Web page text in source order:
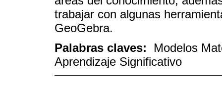
trabajar con algunas
GeoGebra.
Palabras claves: Modelos
Aprendizaje Significativo